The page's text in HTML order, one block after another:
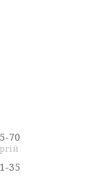
70
35